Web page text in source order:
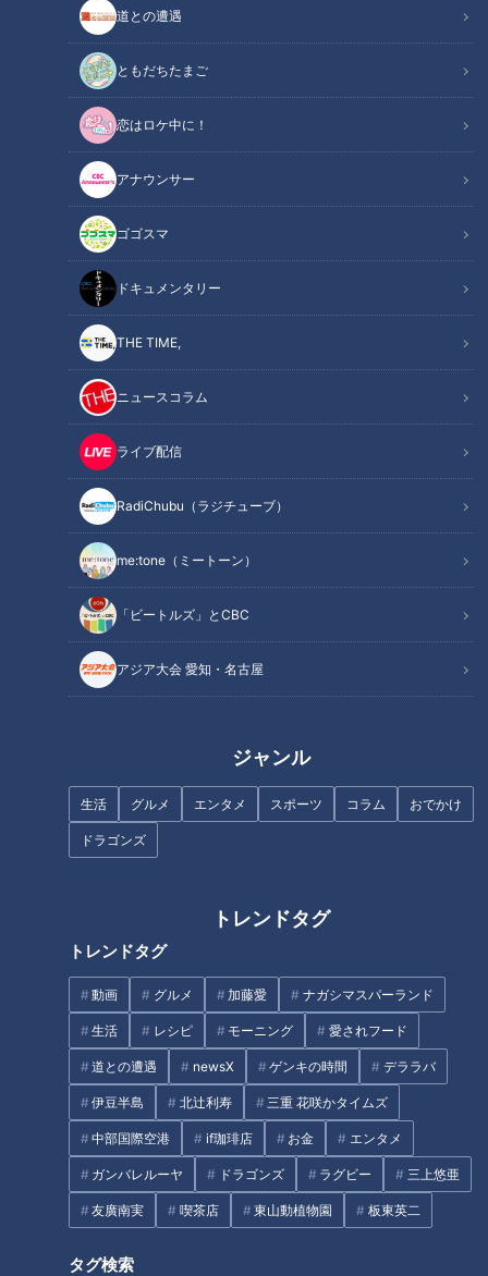
道との遭遇
ともだちたまご
恋はロケ中に！
アナウンサー
ゴゴスマ
ドキュメンタリー
THE TIME,
ニュースコラム
ライブ配信
RadiChubu（ラジチューブ）
me:tone（ミートーン）
「ビートルズ」とCBC
アジア大会 愛知・名古屋
ジャンル
生活 グルメ エンタメ スポーツ コラム おでかけ
ドラゴンズ
トレンドタグ
トレンドタグ
動画 グルメ 加藤愛 ナガシマスパーランド
生活 レシピ モーニング 愛されフード
道との遭遇 newsX ゲンキの時間 デララバ
伊豆半島 北辻利寿 三重 花咲かタイムズ
中部国際空港 if珈琲店 お金 エンタメ
ガンバレルーヤ ドラゴンズ ラグビー 三上悠亜
友廣南実 喫茶店 東山動植物園 板東英二
タグ検索
健康カプセル！ゲンキの時間
「健康カプセル！ゲンキの時間」アーカイブ
身近な健康問題とその改善法を、様々なテーマで紹介する番組
『健康カプセル！ゲンキの時間』。
メインMCに石丸幹二さん、サブMCは坂下千里子さんです。
ドクターは、済生会横浜市東部病院 整形外科部長 骨代謝セン
ター センター長 医学博士 福田健太郎先生と医長 山内俊之先生
関連リンク
【動画】運動不足も骨折の原因に！スキマ時間
に座ったままできるふくらはぎ・おなかを一気
今回のテーマは「〜折れているのに痛くない！？〜いつのまに
か骨折とは？」
あまり痛みがない骨折をご存知ですか？その１つが「いつのま
にか骨折」。いつのまにか骨折とは、年をとって脆くなった背
中の骨に何らかの圧力がかかり潰れてしまう圧迫骨折のこと。
骨が弱った状態を放置すると、最悪の場合寝たきりの状態を引
き起こし、認知症につながる恐れもあるそうです。そこで今回
は、骨の健康を守る方法を専門医に教えてもらいました。
「いつのまにか骨折」とは？
「いつのまにか骨折」が増えている！？
いつのまにか骨折のさらなる恐怖「連鎖骨折」「認知症」
いつのまにか骨折の原因「骨粗しょう症」
あなたの骨は大丈夫！？骨粗しょう症セルフチェック
いつのまにかの骨折を防ぐ3つの柱（１）検診
いつのまにかの骨折を防ぐ3つの柱（２）食事
いつのまにかの骨折を防ぐ3つの柱（３）運動
オススメ関連コンテンツ
「いつのまにか骨折」とは？